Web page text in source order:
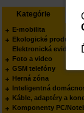
Kategórie
E-mobilita
Ekologické produkty
Elektronická
Foto a video
GSM telefóny
Herná zóna
Inteligentná
Káble, adaptéry a
Komponenty PC/